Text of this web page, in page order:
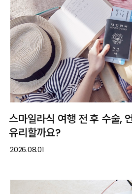
스마일라식 여행 전 후 수술,
유리할까요?
2026.08.01